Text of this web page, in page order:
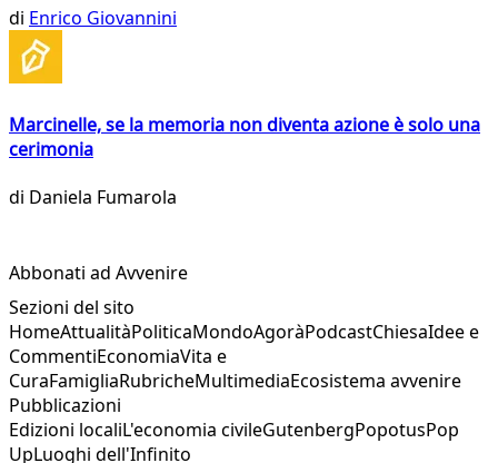
di Enrico Giovannini
Marcinelle, se la memoria non diventa azione è solo una
cerimonia
di Daniela Fumarola
Abbonati ad Avvenire
Sezioni del sito
HomeAttualitàPoliticaMondoAgoràPodcastChiesaIdee e
CommentiEconomiaVita e
CuraFamigliaRubricheMultimediaEcosistema avvenire
Pubblicazioni
Edizioni localiL'economia civileGutenbergPopotusPop
UpLuoghi dell'Infinito